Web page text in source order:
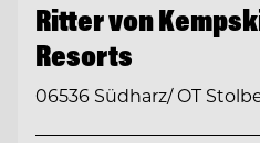
Ritter von
Resorts
06536 Südharz/ OT